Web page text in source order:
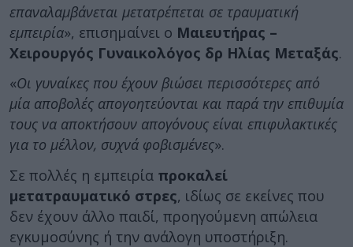
επαναλαμβάνεται μετατρέπεται σε τραυματική
εμπειρία», επισημαίνει ο Μαιευτήρας –
Χειρουργός Γυναικολόγος δρ Ηλίας Μεταξάς.
«Οι γυναίκες που έχουν βιώσει περισσότερες από
μία αποβολές απογοητεύονται και παρά την επιθυμία
τους να αποκτήσουν απογόνους είναι επιφυλακτικές
για το μέλλον, συχνά φοβισμένες».
Σε πολλές η εμπειρία προκαλεί
μετατραυματικό στρες, ιδίως σε εκείνες που
δεν έχουν άλλο παιδί, προηγούμενη απώλεια
εγκυμοσύνης ή την ανάλογη υποστήριξη.